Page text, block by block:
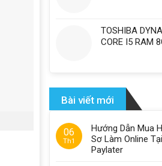
TOSHIBA
CORE I5 RAM
Bài viết mới
06
Th1
Hướng Dẫn Mua
Sơ Làm Online
Paylater